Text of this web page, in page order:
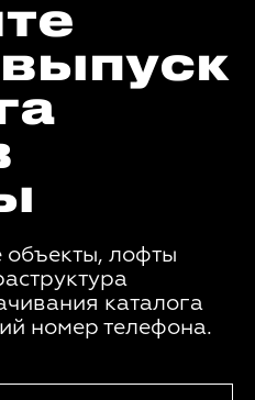
объекты, лофты
каталога
номер телефона.